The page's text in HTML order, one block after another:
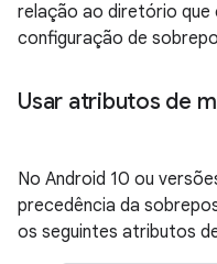
relação ao diretório que
configuração de
Usar atributos de
No Android 10 ou
precedência da
os seguintes atributos